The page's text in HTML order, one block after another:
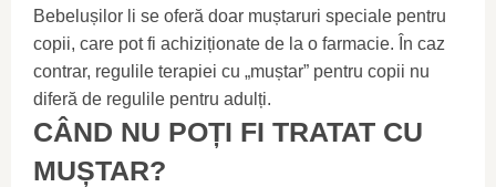
Bebelușilor li se oferă doar muștaruri speciale pentru
copii, care pot fi achiziționate de la o farmacie. În caz
contrar, regulile terapiei cu „muștar” pentru copii nu
diferă de regulile pentru adulți.
CÂND NU POȚI FI TRATAT CU
MUȘTAR?